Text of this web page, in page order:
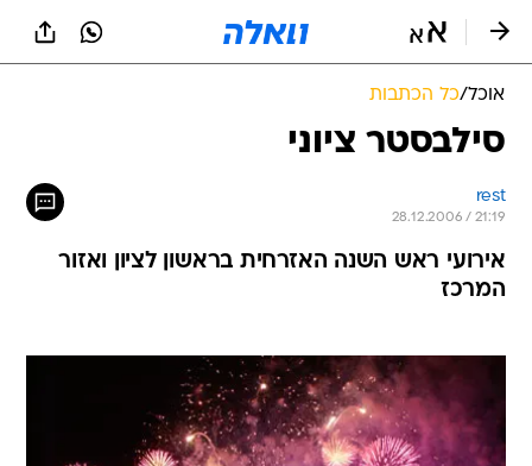
אוכל/כל הכתבות
סילבסטר ציוני
rest
28.12.2006 / 21:19
אירועי ראש השנה האזרחית בראשון לציון ואזור
המרכז